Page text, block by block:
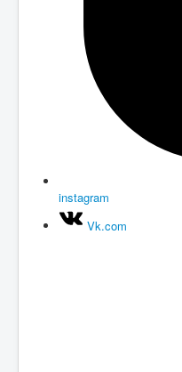
instagram
Vk.com